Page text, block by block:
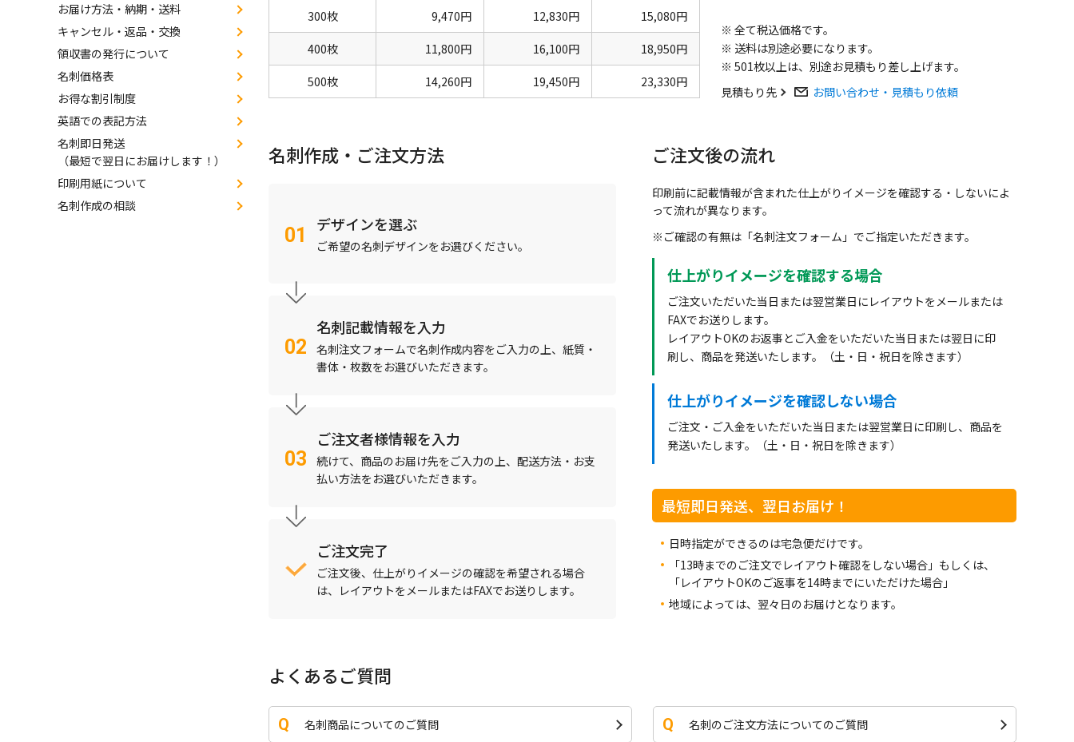
300枚 9,470円 12,830円 15,080円
400枚 11,800円 16,100円 18,950円
500枚 14,260円 19,450円 23,330円
※ 全て税込価格です。
※ 送料は別途必要になります。
※ 501枚以上は、別途お見積もり差し上げます。
見積もり先
お問い合わせ・見積もり依頼
名刺作成・ご注文方法
デザインを選ぶ
ご希望の名刺デザインをお選びください。
名刺記載情報を入力
名刺注文フォームで名刺作成内容をご入力の上、紙質・
書体・枚数をお選びいただきます。
ご注文者様情報を入力
続けて、商品のお届け先をご入力の上、配送方法・お支
払い方法をお選びいただきます。
ご注文完了
ご注文後、仕上がりイメージの確認を希望される場合
は、レイアウトをメールまたはFAXでお送りします。
ご注文後の流れ
印刷前に記載情報が含まれた仕上がりイメージを確認する・しないによ
って流れが異なります。
※ご確認の有無は「名刺注文フォーム」でご指定いただきます。
仕上がりイメージを確認する場合
ご注文いただいた当日または翌営業日にレイアウトをメールまたは
FAXでお送りします。
レイアウトOKのお返事とご入金をいただいた当日または翌日に印
刷し、商品を発送いたします。（土・日・祝日を除きます）
仕上がりイメージを確認しない場合
ご注文・ご入金をいただいた当日または翌営業日に印刷し、商品を
発送いたします。（土・日・祝日を除きます）
最短即日発送、翌日お届け！
日時指定ができるのは宅急便だけです。
「13時までのご注文でレイアウト確認をしない場合」もしくは、
「レイアウトOKのご返事を14時までにいただけた場合」
地域によっては、翌々日のお届けとなります。
よくあるご質問
名刺商品についてのご質問 名刺のご注文方法についてのご質問
お届け方法・納期・送料
キャンセル・返品・交換
領収書の発行について
名刺価格表
お得な割引制度
英語での表記方法
名刺即日発送
（最短で翌日にお届けします！）
印刷用紙について
名刺作成の相談